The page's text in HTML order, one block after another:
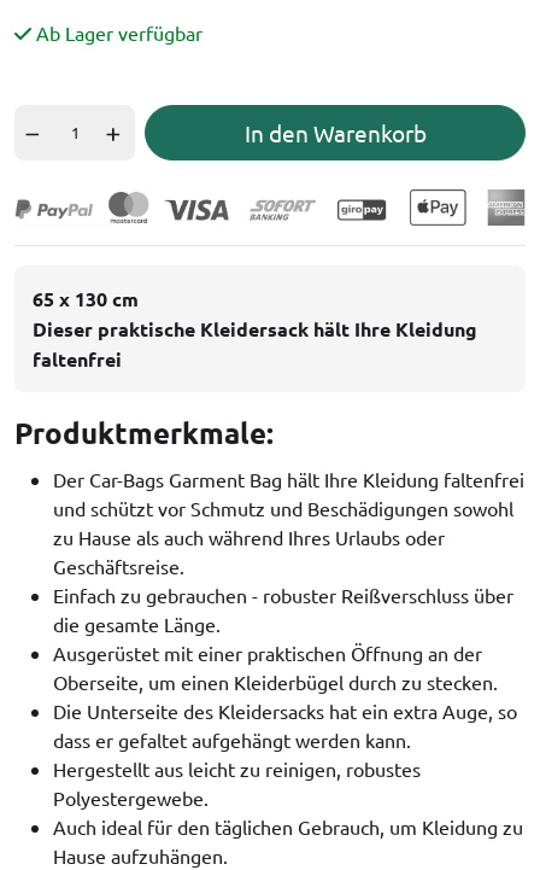
Ab Lager verfügbar
In den Warenkorb
65 x 130 cm
Dieser praktische Kleidersack hält Ihre Kleidung
faltenfrei
Produktmerkmale:
Der Car-Bags Garment Bag hält Ihre Kleidung faltenfrei
und schützt vor Schmutz und Beschädigungen sowohl
zu Hause als auch während Ihres Urlaubs oder
Geschäftsreise.
Einfach zu gebrauchen - robuster Reißverschluss über
die gesamte Länge.
Ausgerüstet mit einer praktischen Öffnung an der
Oberseite, um einen Kleiderbügel durch zu stecken.
Die Unterseite des Kleidersacks hat ein extra Auge, so
dass er gefaltet aufgehängt werden kann.
Hergestellt aus leicht zu reinigen, robustes
Polyestergewebe.
Auch ideal für den täglichen Gebrauch, um Kleidung zu
Hause aufzuhängen.